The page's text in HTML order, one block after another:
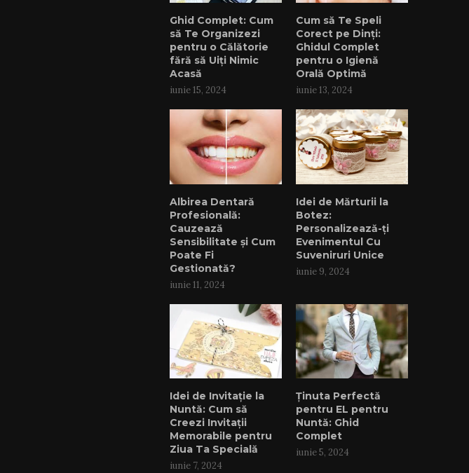
Ghid Complet: Cum
să Te Organizezi
pentru o Călătorie
fără să Uiți Nimic
Acasă
iunie 15, 2024
Cum să Te Speli
Corect pe Dinți:
Ghidul Complet
pentru o Igienă
Orală Optimă
iunie 13, 2024
Albirea Dentară
Profesională:
Cauzează
Sensibilitate și Cum
Poate Fi
Gestionată?
iunie 11, 2024
Idei de Mărturii la
Botez:
Personalizează-ți
Evenimentul Cu
Suveniruri Unice
iunie 9, 2024
Idei de Invitație la
Nuntă: Cum să
Creezi Invitații
Memorabile pentru
Ziua Ta Specială
iunie 7, 2024
Ținuta Perfectă
pentru EL pentru
Nuntă: Ghid
Complet
iunie 5, 2024